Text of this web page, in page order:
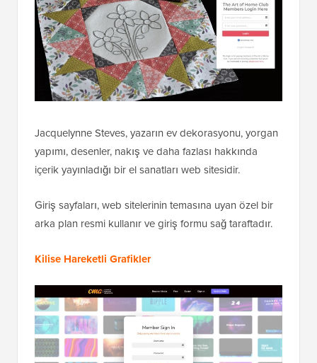
Jacquelynne Steves, yazarın ev dekorasyonu, yorgan
yapımı, desenler, nakış ve daha fazlası hakkında
içerik yayınladığı bir el sanatları web sitesidir.
Giriş sayfaları, web sitelerinin temasına uyan özel bir
arka plan resmi kullanır ve giriş formu sağ taraftadır.
Kilise Hareketli Grafikler